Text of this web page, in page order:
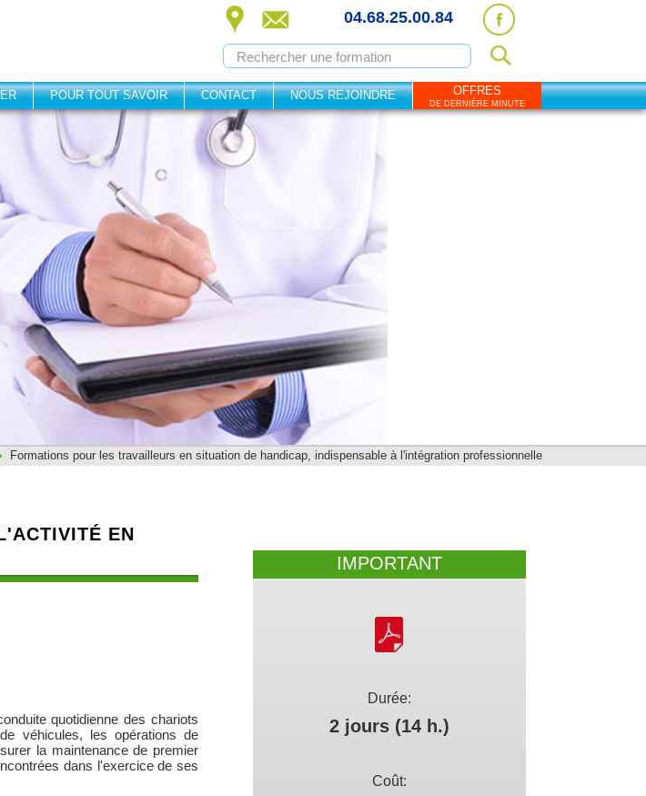
04.68.25.00.84
POUR TOUT SAVOIR CONTACT NOUS REJOINDRE OFFRES
DE DERNIÈRE MINUTE
Formations pour les travailleurs en situation de handicap, indispensable à l'intégration professionnelle
IMPORTANT
Durée:
2 jours (14 h.)
Coût:
EN
quotidienne des chariots
véhicules, les opérations de
la maintenance de premier
dans l'exercice de ses